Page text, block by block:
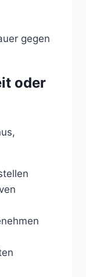
gegen
oder